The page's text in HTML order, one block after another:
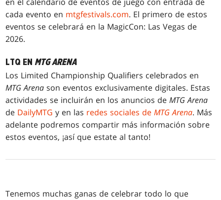
cada evento en mtgfestivals.com. El primero de estos
eventos se celebrará en la MagicCon: Las Vegas de
2026.
LTQ ENMTG ARENA
Los Limited Championship Qualifiers celebrados en
MTG Arena son eventos exclusivamente digitales. Estas
actividades se incluirán en los anuncios deMTG Arena
de DailyMTG y en las redes sociales deMTG Arena. Más
adelante podremos compartir más información sobre
estos eventos, ¡así que estate al tanto!
Tenemos muchas ganas de celebrar todo lo que